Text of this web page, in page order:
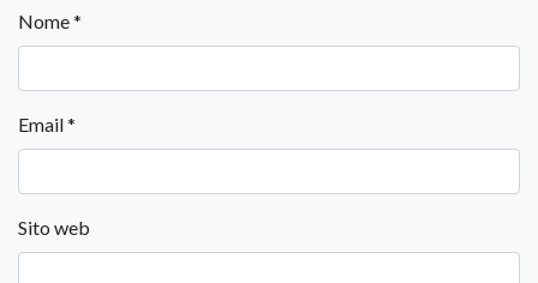
Nome*
Email*
Sito web